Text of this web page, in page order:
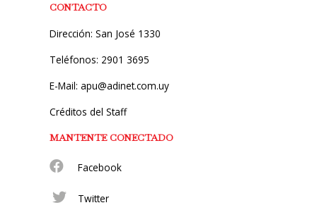
CONTACTO
Dirección: San José 1330
Teléfonos: 2901 3695
E-Mail: apu@adinet.com.uy
Créditos del Staff
MANTENTE CONECTADO
Facebook
Twitter